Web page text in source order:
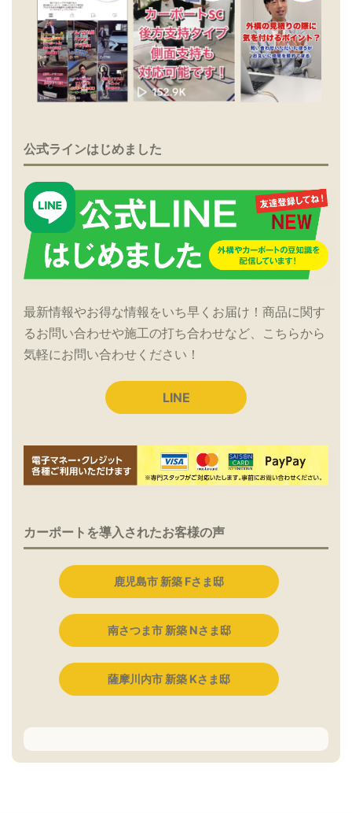
公式ラインはじめました
最新情報やお得な情報をいち早くお届け！商品に関す
るお問い合わせや施工の打ち合わせなど、こちらから
気軽にお問い合わせください！
LINE
カーポートを導入されたお客様の声
鹿児島市 新築 Fさま邸
南さつま市 新築 Nさま邸
薩摩川内市 新築 Kさま邸